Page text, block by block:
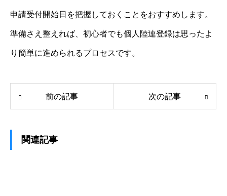
申請受付開始日を把握しておくことをおすすめします。
準備さえ整えれば、初心者でも個人陸連登録は思ったよ
り簡単に進められるプロセスです。
前の記事 次の記事
関連記事